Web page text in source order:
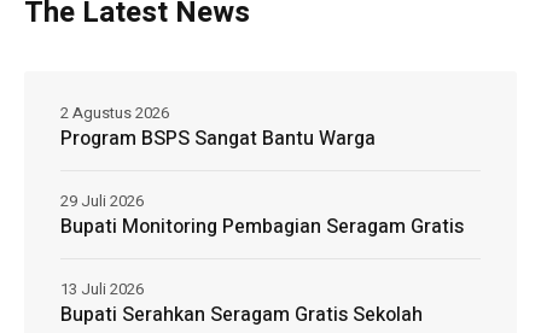
The Latest News
Program BSPS Sangat Bantu Warga
2 Agustus 2026
Bupati Monitoring Pembagian Seragam Gratis
29 Juli 2026
Bupati Serahkan Seragam Gratis Sekolah
13 Juli 2026